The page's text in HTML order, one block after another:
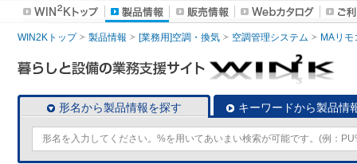
WIN2Kトップ 製品情報 [業務用]空調・換気 空調管理システム MAリモ
形名から製品情報を探す キーワードから製品情